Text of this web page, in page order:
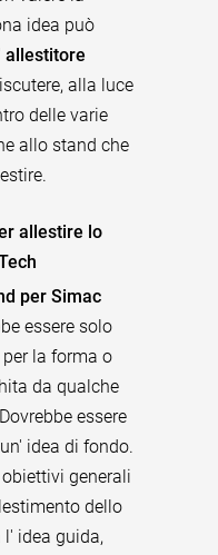
idea può
allestitore
alla luce
delle varie
allo stand che
allestire lo
per Simac
essere solo
la forma o
da qualche
essere
idea di fondo.
generali
dello
l' idea guida,